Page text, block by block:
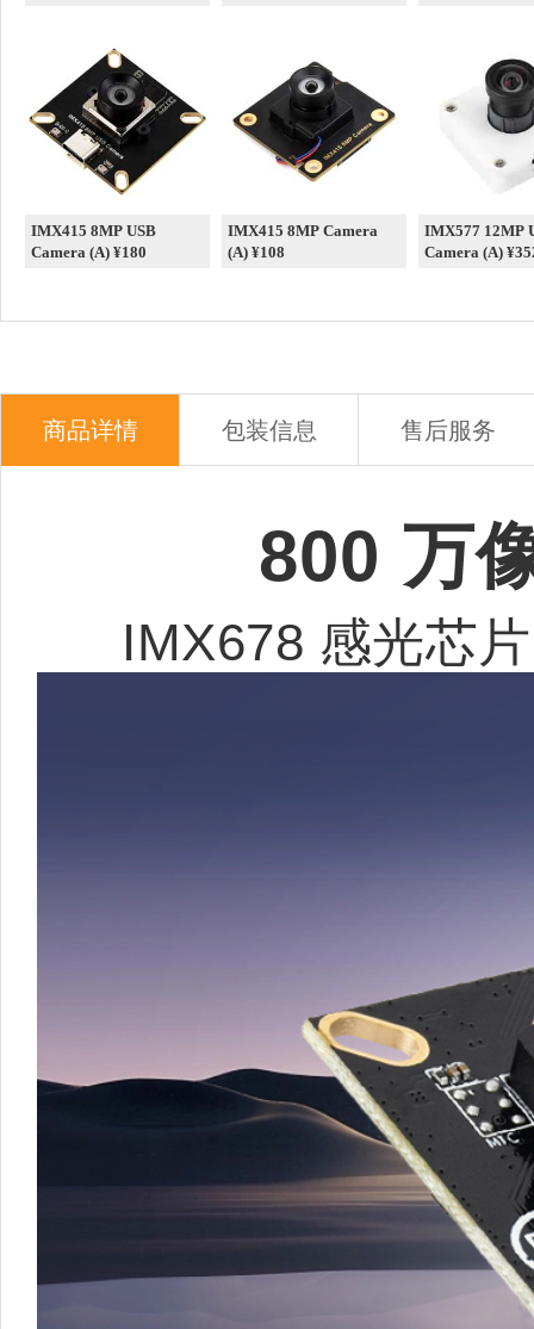
IMX415 8MP USB
Camera (A) ¥180
IMX415 8MP Camera
(A) ¥108
IMX577 12MP
Camera (A)
商品详情 包装信息 售后服务
800 万
IMX678 感光芯